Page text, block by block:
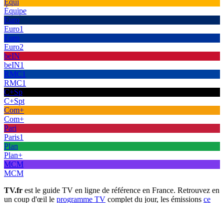
Équipe
Euro
Euro1
Euro
Euro2
beIN
beIN1
RMC1
RMC1
C+Sp
C+Spt
Com+
Com+
Pari
Paris1
Plan
Plan+
MCM
MCM
TV.fr est le guide TV en ligne de référence en France. Retrouvez en
un coup d'œil le programme TV complet du jour, les émissions ce